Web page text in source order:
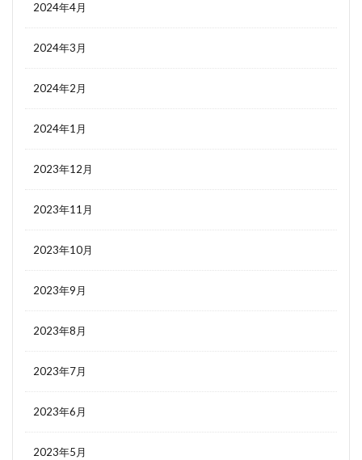
2024年4月
2024年3月
2024年2月
2024年1月
2023年12月
2023年11月
2023年10月
2023年9月
2023年8月
2023年7月
2023年6月
2023年5月